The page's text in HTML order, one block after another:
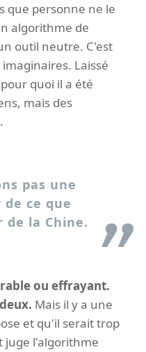
que personne ne le
algorithme de
outil neutre. C'est
Laissé
quoi il a été
mais des
pas une
ce que
la Chine.
ou effrayant.
Mais il y a une
et qu'il serait trop
juge l'algorithme